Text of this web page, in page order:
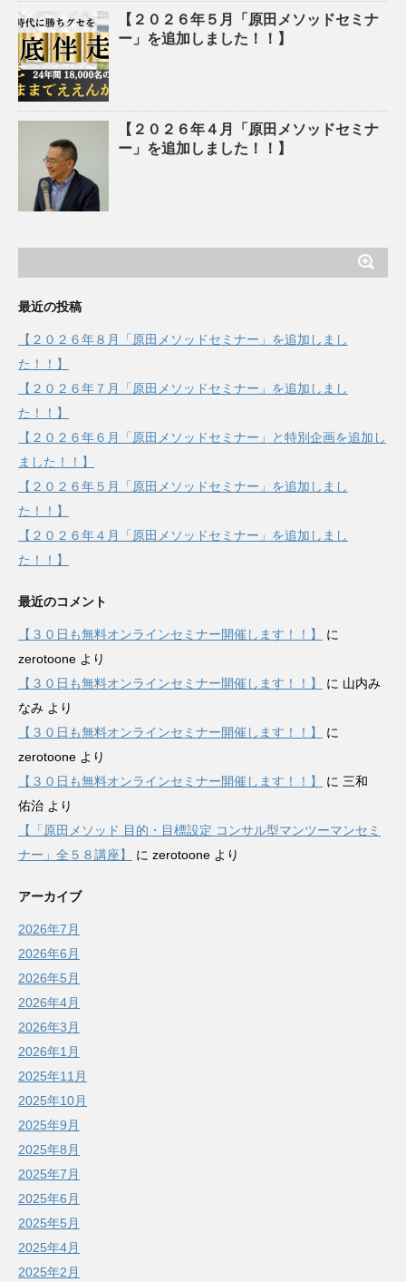
【２０２６年５月「原田メソッドセミナ
ー」を追加しました！！】
【２０２６年４月「原田メソッドセミナ
ー」を追加しました！！】
最近の投稿
【２０２６年８月「原田メソッドセミナー」を追加しまし
た！！】
【２０２６年７月「原田メソッドセミナー」を追加しまし
た！！】
【２０２６年６月「原田メソッドセミナー」と特別企画を追加し
ました！！】
【２０２６年５月「原田メソッドセミナー」を追加しまし
た！！】
【２０２６年４月「原田メソッドセミナー」を追加しまし
た！！】
最近のコメント
【３０日も無料オンラインセミナー開催します！！】
に
zerotoone より
【３０日も無料オンラインセミナー開催します！！】
に 山内み
なみ より
【３０日も無料オンラインセミナー開催します！！】
に
zerotoone より
【３０日も無料オンラインセミナー開催します！！】
に 三和
佑治 より
【「原田メソッド 目的・目標設定 コンサル型マンツーマンセミ
ナー」全５８講座】
に zerotoone より
アーカイブ
2026年7月
2026年6月
2026年5月
2026年4月
2026年3月
2026年1月
2025年11月
2025年10月
2025年9月
2025年8月
2025年7月
2025年6月
2025年5月
2025年4月
2025年2月